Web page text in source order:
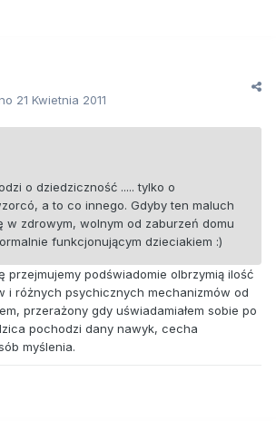
21 Kwietnia 2011
o dziedziczność ..... tylko o
a to co innego. Gdyby ten maluch
w zdrowym, wolnym od zaburzeń domu
funkcjonującym dzieciakiem :)
przejmujemy podświadomie olbrzymią ilość
i różnych psychicznych mechanizmów od
przerażony gdy uświadamiałem sobie po
pochodzi dany nawyk, cecha
myślenia.